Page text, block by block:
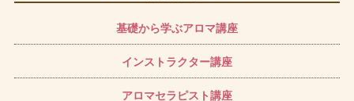
基礎から学ぶアロマ講座
インストラクター講座
アロマセラピスト講座